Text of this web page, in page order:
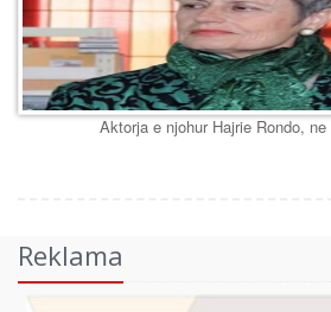
Aktorja e njohur Hajrie Rondo,
Reklama